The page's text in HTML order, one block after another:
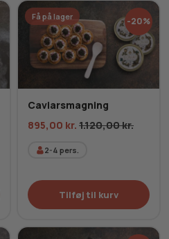
Få på lager -20%
Caviarsmagning
895,00 kr. 1.120,00kr.
2-4 pers.
Tilføj til kurv